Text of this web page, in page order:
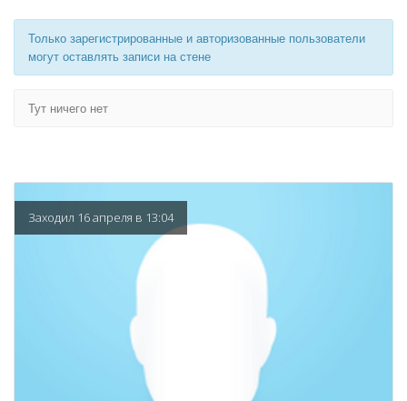
Только зарегистрированные и авторизованные пользователи
могут оставлять записи на стене
Тут ничего нет
Заходил 16 апреля в 13:04